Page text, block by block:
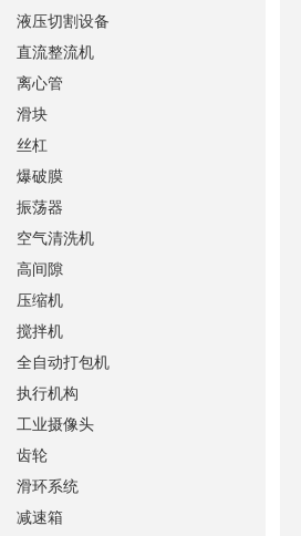
液压切割设备
直流整流机
离心管
滑块
丝杠
爆破膜
振荡器
空气清洗机
高间隙
压缩机
搅拌机
全自动打包机
执行机构
工业摄像头
齿轮
滑环系统
减速箱